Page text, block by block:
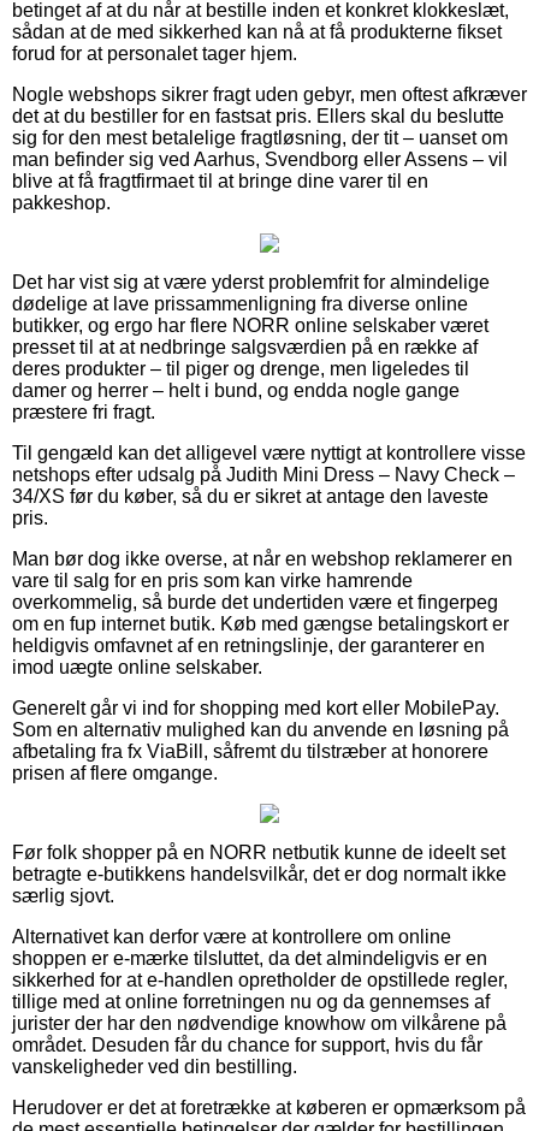
betinget af at du når at bestille inden et konkret klokkeslæt,
sådan at de med sikkerhed kan nå at få produkterne fikset
forud for at personalet tager hjem.
Nogle webshops sikrer fragt uden gebyr, men oftest afkræver
det at du bestiller for en fastsat pris. Ellers skal du beslutte
sig for den mest betalelige fragtløsning, der tit – uanset om
man befinder sig ved Aarhus, Svendborg eller Assens – vil
blive at få fragtfirmaet til at bringe dine varer til en
pakkeshop.
Det har vist sig at være yderst problemfrit for almindelige
dødelige at lave prissammenligning fra diverse online
butikker, og ergo har flere NORR online selskaber været
presset til at at nedbringe salgsværdien på en række af
deres produkter – til piger og drenge, men ligeledes til
damer og herrer – helt i bund, og endda nogle gange
præstere fri fragt.
Til gengæld kan det alligevel være nyttigt at kontrollere visse
netshops efter udsalg på Judith Mini Dress – Navy Check –
34/XS før du køber, så du er sikret at antage den laveste
pris.
Man bør dog ikke overse, at når en webshop reklamerer en
vare til salg for en pris som kan virke hamrende
overkommelig, så burde det undertiden være et fingerpeg
om en fup internet butik. Køb med gængse betalingskort er
heldigvis omfavnet af en retningslinje, der garanterer en
imod uægte online selskaber.
Generelt går vi ind for shopping med kort eller MobilePay.
Som en alternativ mulighed kan du anvende en løsning på
afbetaling fra fx ViaBill, såfremt du tilstræber at honorere
prisen af flere omgange.
Før folk shopper på en NORR netbutik kunne de ideelt set
betragte e-butikkens handelsvilkår, det er dog normalt ikke
særlig sjovt.
Alternativet kan derfor være at kontrollere om online
shoppen er e-mærke tilsluttet, da det almindeligvis er en
sikkerhed for at e-handlen opretholder de opstillede regler,
tillige med at online forretningen nu og da gennemses af
jurister der har den nødvendige knowhow om vilkårene på
området. Desuden får du chance for support, hvis du får
vanskeligheder ved din bestilling.
Herudover er det at foretrække at køberen er opmærksom på